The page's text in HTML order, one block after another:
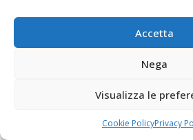
Accetta
Nega
Visualizza le
Cookie PolicyPrivacy
I disegni di Martinez
Fai clic per accettare i cookie
abilitare questo